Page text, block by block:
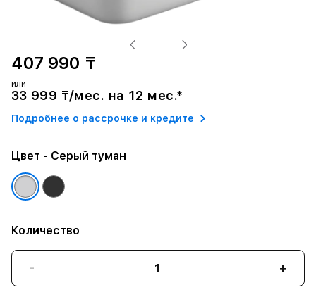
407 990 ₸
или
33 999 ₸/мес. на 12 мес.*
Подробнее о рассрочке и кредите
Цвет - Серый туман
Количество
- +